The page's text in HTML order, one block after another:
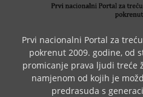
Prvi nacionalni Portal za
pokrenut 2009. godine, od
promicanje prava ljudi treće
namjenom od kojih je
predrasuda s